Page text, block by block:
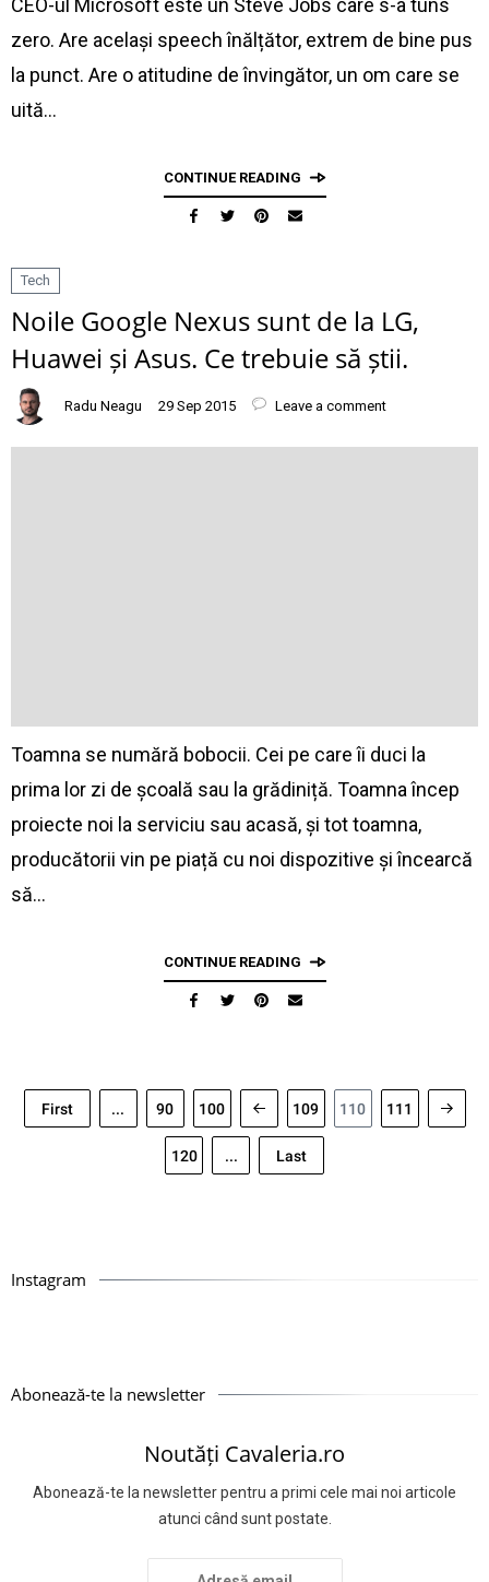
CEO-ul Microsoft este un Steve Jobs care s-a tuns
zero. Are același speech înălțător, extrem de bine pus
la punct. Are o atitudine de învingător, un om care se
uită…
CONTINUE READING
Tech
Noile Google Nexus sunt de la LG,
Huawei și Asus. Ce trebuie să știi.
Radu Neagu 29 Sep 2015 Leave a comment
Toamna se numără bobocii. Cei pe care îi duci la
prima lor zi de școală sau la grădiniță. Toamna încep
proiecte noi la serviciu sau acasă, și tot toamna,
producătorii vin pe piață cu noi dispozitive și încearcă
să…
CONTINUE READING
First ... 90 100 109 110 111
120 ... Last
Instagram
Abonează-te la newsletter
Noutăți Cavaleria.ro
Abonează-te la newsletter pentru a primi cele mai noi articole
atunci când sunt postate.